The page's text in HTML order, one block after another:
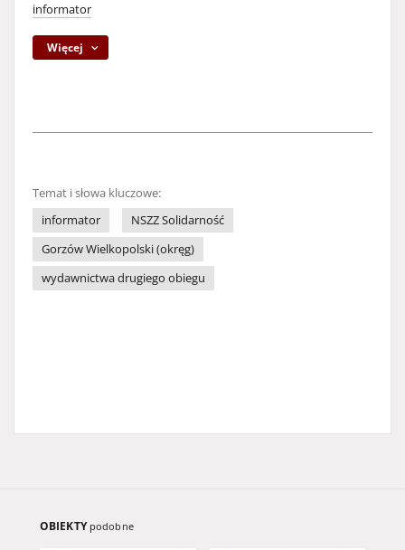
informator
Więcej
Temat i słowa kluczowe:
informator
NSZZ Solidarność
Gorzów Wielkopolski (okręg)
wydawnictwa drugiego obiegu
OBIEKTY podobne